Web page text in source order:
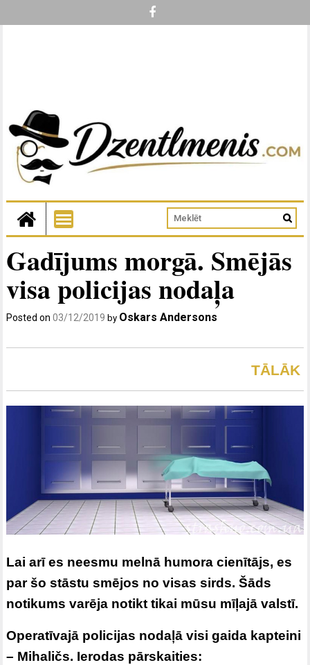
Gadījums morgā. Smējās
visa policijas nodaļa
Posted on03/12/2019 by Oskars Andersons
TĀLĀK
Lai arī es neesmu melnā humora cienītājs, es
par šo stāstu smējos no visas sirds. Šāds
notikums varēja notikt tikai mūsu mīļajā valstī.
Operatīvajā policijas nodaļā visi gaida kapteini
– Mihaličs. Ierodas pārskaities: